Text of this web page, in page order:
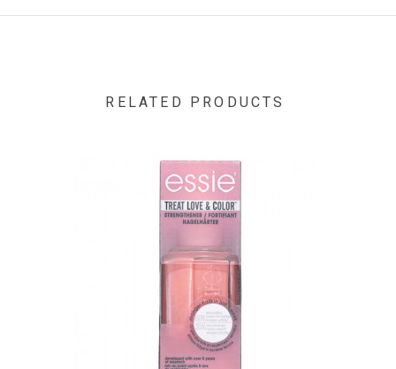
OCTOCRYLENE • ADIPIC ACID/NEOPENTYL
BENZOPHENONE-1 • OXIDIZED POLYETHYLENE •
SYNTHETIC FLUORPHLOGOPITE • COLOPHONIUM / ROSIN •
CALCIUM SODIUM BOROSILICATE • ALUMINA •
POLYETHYLENE TEREPHTHALATE • CALCIUM ALUMINUM
BOROSILICATE • TIN OXIDE • POLYURETHANE-11 •
ALUMINUM HYDROXIDE • ACETONE • CI 77002 / ALUMINUM
HYDROXIDE ● [+/- MAY CONTAIN: CI 77891 / TITANIUM
DIOXIDE • MICA • CI 77491, CI 77499 / IRON OXIDES • CI
77120 / BARIUM SULFATE • CI 15850 / RED 7 LAKE • CI
77007 / ULTRAMARINES • CI 19140 / YELLOW 5 LAKE • CI
15880 / RED 34 LAKE • CI 15850 / RED 6 LAKE • CI 77510 /
RELATED PRODUCTS